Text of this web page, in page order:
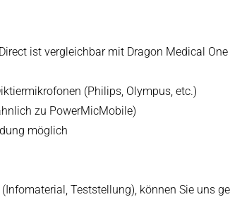
ist vergleichbar mit Dragon Medical
(Philips, Olympus, etc.)
zu PowerMicMobile)
möglich
Teststellung), können Sie uns